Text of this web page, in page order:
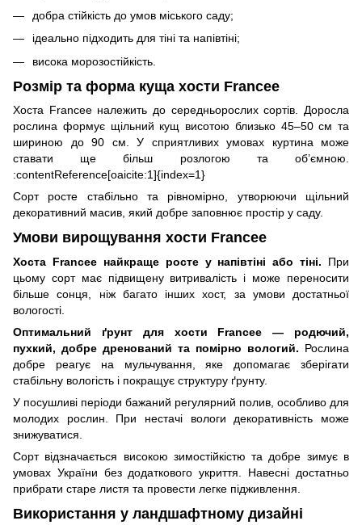
добра стійкість до умов міського саду;
ідеально підходить для тіні та напівтіні;
висока морозостійкість.
Розмір та форма куща хости Francee
Хоста Francee належить до середньорослих сортів. Доросла
рослина формує щільний кущ висотою близько 45–50 см та
шириною до 90 см. У сприятливих умовах куртина може
ставати ще більш розлогою та об’ємною.
:contentReference[oaicite:1]{index=1}
Сорт росте стабільно та рівномірно, утворюючи щільний
декоративний масив, який добре заповнює простір у саду.
Умови вирощування хости Francee
Хоста Francee найкраще росте у напівтіні або тіні. При
цьому сорт має підвищену витривалість і може переносити
більше сонця, ніж багато інших хост, за умови достатньої
вологості.
Оптимальний ґрунт для хости Francee — родючий,
пухкий, добре дренований та помірно вологий. Рослина
добре реагує на мульчування, яке допомагає зберігати
стабільну вологість і покращує структуру ґрунту.
У посушливі періоди бажаний регулярний полив, особливо для
молодих рослин. При нестачі вологи декоративність може
знижуватися.
Сорт відзначається високою зимостійкістю та добре зимує в
умовах України без додаткового укриття. Навесні достатньо
прибрати старе листя та провести легке підживлення.
Використання у ландшафтному дизайні